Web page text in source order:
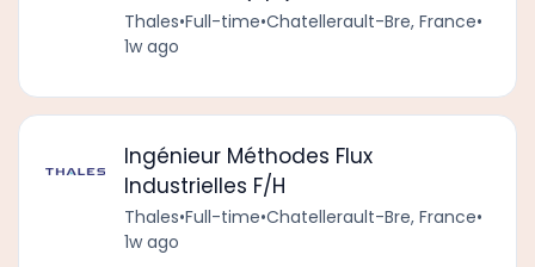
Thales•Full-time•Chatellerault-Bre, France•
1w ago
Ingénieur Méthodes Flux
Industrielles F/H
Thales•Full-time•Chatellerault-Bre, France•
1w ago